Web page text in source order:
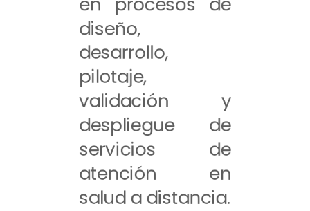
diseño,
desarrollo,
pilotaje,
validación y
despliegue de
servicios de
atención en
salud a distancia.